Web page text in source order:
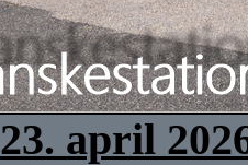
23. april